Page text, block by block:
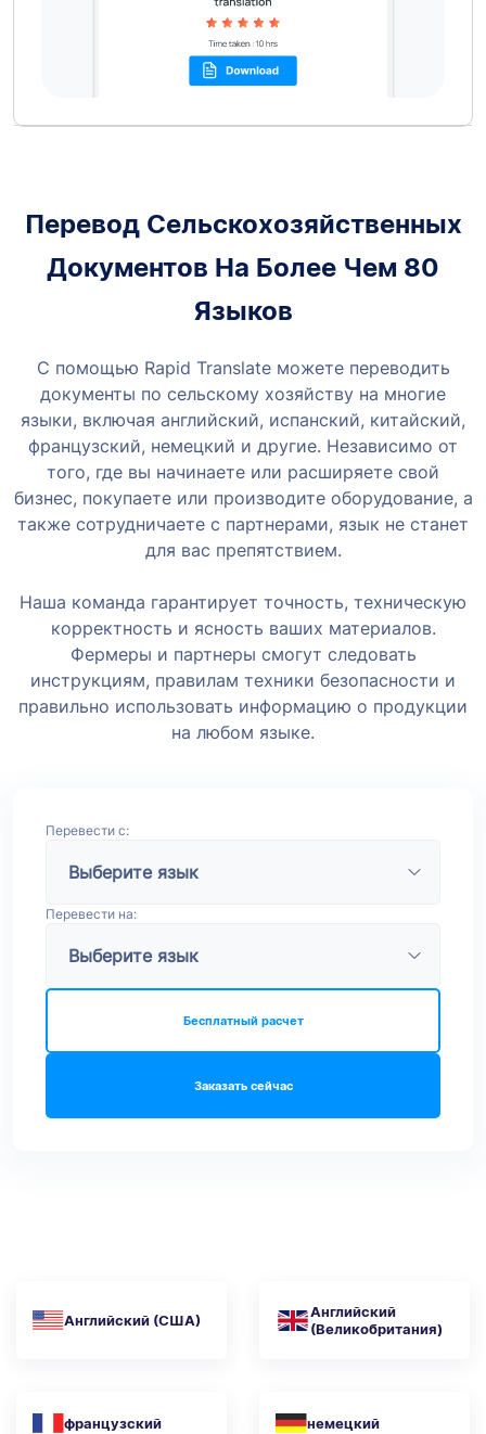
Перевод Сельскохозяйственных
Документов На Более Чем 80
Языков
С помощью Rapid Translate можете переводить
документы по сельскому хозяйству на многие
языки, включая английский, испанский, китайский,
французский, немецкий и другие. Независимо от
того, где вы начинаете или расширяете свой
бизнес, покупаете или производите оборудование, а
также сотрудничаете с партнерами, язык не станет
для вас препятствием.
Наша команда гарантирует точность, техническую
корректность и ясность ваших материалов.
Фермеры и партнеры смогут следовать
инструкциям, правилам техники безопасности и
правильно использовать информацию о продукции
на любом языке.
Перевести с:
Перевести на:
Заказать сейчас
Бесплатный расчет
Английский (США)
Английский
(Великобритания)
французский немецкий